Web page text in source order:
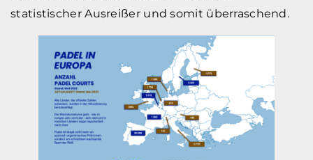
statistischer Ausreißer und somit überraschend.